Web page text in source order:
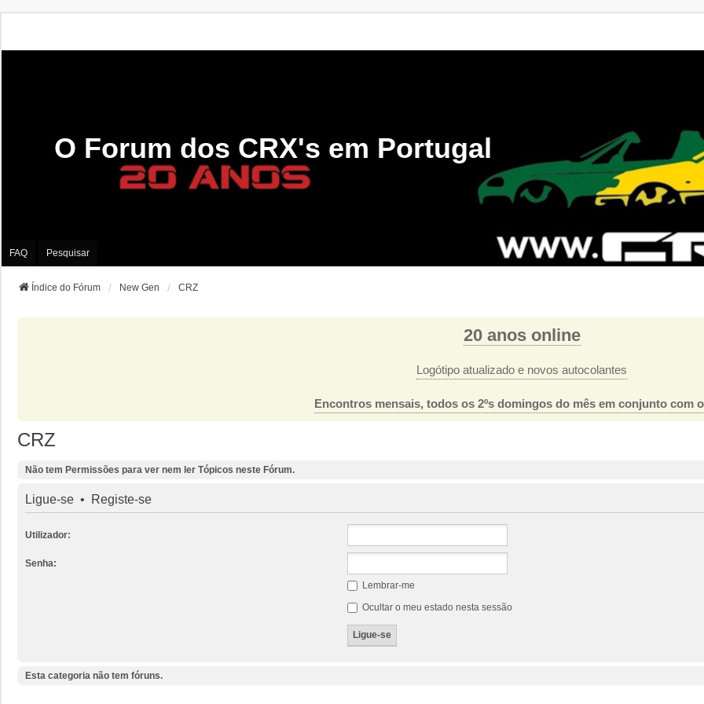
O Forum dos CRX's em Portugal
FAQ Pesquisar
Índice do Fórum New Gen CRZ
20 anos online
Logótipo atualizado e novos autocolantes
Encontros mensais, todos os 2ºs domingos do mês em conjunto com
CRZ
Não tem Permissões para ver nem ler Tópicos neste Fórum.
Ligue-se • Registe-se
Utilizador:
Senha:
Lembrar-me
Ocultar o meu estado nesta sessão
Esta categoria não tem fóruns.